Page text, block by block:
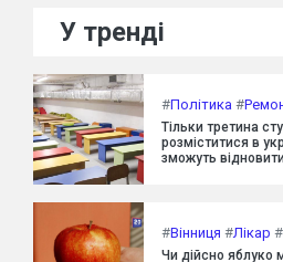
У тренді
#Політика #
Тільки третина
розміститися в
зможуть
#Вінниця #Лікар #
Чи дійсно яблуко